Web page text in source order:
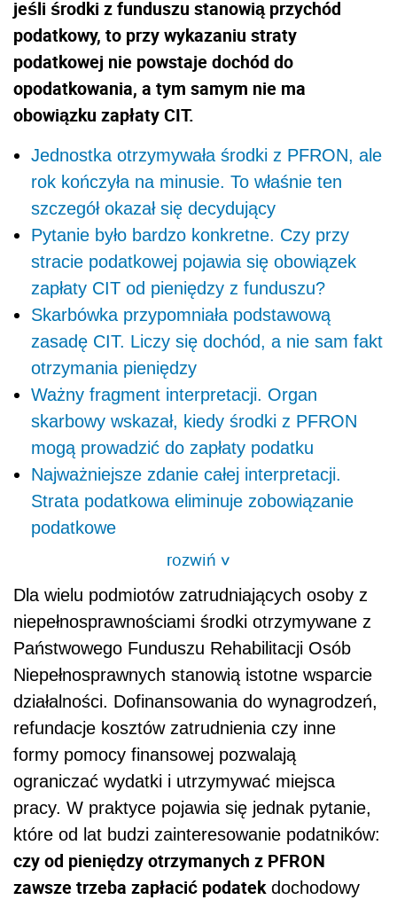
jeśli środki z funduszu stanowią przychód
podatkowy, to przy wykazaniu straty
podatkowej nie powstaje dochód do
opodatkowania, a tym samym nie ma
obowiązku zapłaty CIT.
Jednostka otrzymywała środki z PFRON, ale
rok kończyła na minusie. To właśnie ten
szczegół okazał się decydujący
Pytanie było bardzo konkretne. Czy przy
stracie podatkowej pojawia się obowiązek
zapłaty CIT od pieniędzy z funduszu?
Skarbówka przypomniała podstawową
zasadę CIT. Liczy się dochód, a nie sam fakt
otrzymania pieniędzy
Ważny fragment interpretacji. Organ
skarbowy wskazał, kiedy środki z PFRON
mogą prowadzić do zapłaty podatku
Najważniejsze zdanie całej interpretacji.
Strata podatkowa eliminuje zobowiązanie
podatkowe
rozwiń>
Dla wielu podmiotów zatrudniających osoby z
niepełnosprawnościami środki otrzymywane z
Państwowego Funduszu Rehabilitacji Osób
Niepełnosprawnych stanowią istotne wsparcie
działalności. Dofinansowania do wynagrodzeń,
refundacje kosztów zatrudnienia czy inne
formy pomocy finansowej pozwalają
ograniczać wydatki i utrzymywać miejsca
pracy. W praktyce pojawia się jednak pytanie,
które od lat budzi zainteresowanie podatników:
czy od pieniędzy otrzymanych z PFRON
zawsze trzeba zapłacić podatek dochodowy